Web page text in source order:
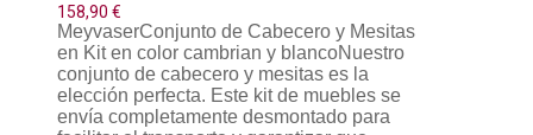
158,90 €
MeyvaserConjunto de Cabecero y Mesitas
en Kit en color cambrian y blancoNuestro
conjunto de cabecero y mesitas es la
elección perfecta. Este kit de muebles se
envía completamente desmontado para